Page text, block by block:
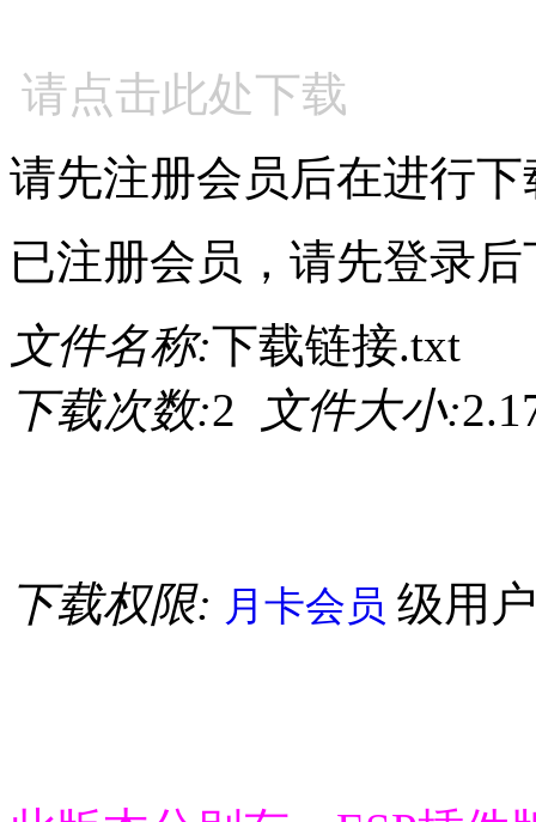
请点击此处下载
请先注册会员后在进行下
已注册会员，请先登录后
文件名称:下载链接.txt
下载次数:2 文件大小:
下载权限: 月卡会员 级用